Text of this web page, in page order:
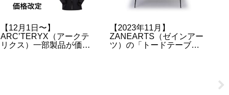
【12月1日〜】
ARC’TERYX（アークテ
リクス）一部製品が価格
【2023年11月】
ZANEARTS（ゼインアー
ツ）の「トードテーブ